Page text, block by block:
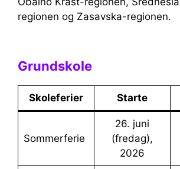
regionen og Zasavska-regionen.
Grundskole
Skoleferier Starte
Sommerferie
26. juni
(fredag),
2026